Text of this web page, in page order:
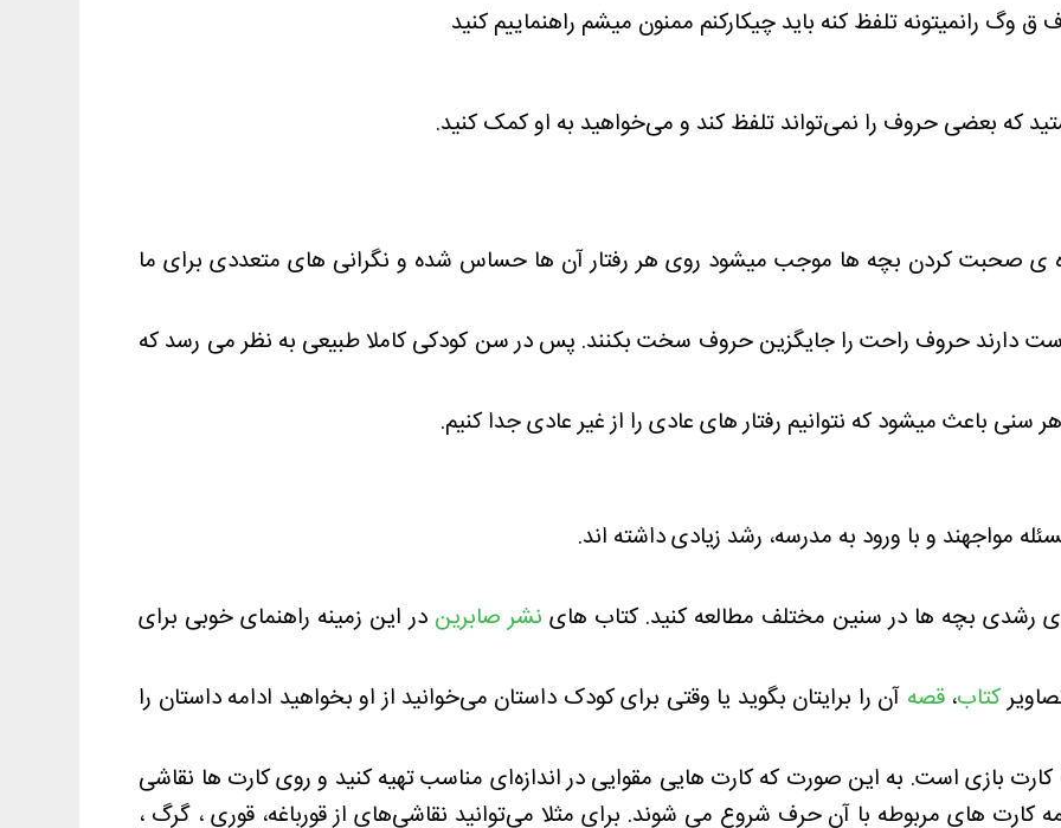
که بعضی حروف را نمی‌تواند تلفظ کند و می‌خواهید به او کمک کنید.
ی صحبت کردن بچه ها موجب میشود روی هر رفتار آن ها حساس شده و نگرانی های متعددی برای ما
دارند حروف راحت را جایگزین حروف سخت بکنند. پس در سن کودکی کاملا طبیعی به نظر می رسد که
باعث میشود که نتوانیم رفتار های عادی را از غیر عادی جدا کنیم.
مواجهند و با ورود به مدرسه، رشد زیادی داشته اند.
رشدی بچه ها در سنین مختلف مطالعه کنید. کتاب های نشر صابرین در این زمینه راهنمای خوبی برای
کتاب،قصه آن را برایتان بگوید یا وقتی برای کودک داستان می‌خوانید از او بخواهید ادامه داستان را
بازی است. به این صورت که کارت هایی مقوایی در اندازه‌ای مناسب تهیه کنید و روی کارت ها نقاشی
کارت های مربوطه با آن حرف شروع می شوند. برای مثلا می‌توانید نقاشی‌های از قورباغه، قوری ، گرگ ،